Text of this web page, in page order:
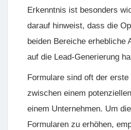
Erkenntnis ist besonders
darauf hinweist, dass die
beiden Bereiche erhebliche
auf die Lead-Generierung
Formulare sind oft der
zwischen einem
einem Unternehmen. Um
Formularen zu erhöhen,